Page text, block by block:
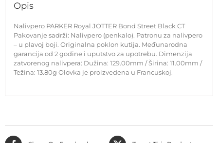
Opis
Nalivpero PARKER Royal JOTTER Bond Street Black CT
Pakovanje sadrži: Nalivpero (penkalo). Patronu za nalivpero
– u plavoj boji. Originalna poklon kutija. Međunarodna
garancija od 2 godine i uputstvo za upotrebu. Dimenzija
zatvorenog nalivpera: Dužina: 129.00mm / Širina: 11.00mm /
Težina: 13.80g Olovka je proizvedena u Francuskoj.